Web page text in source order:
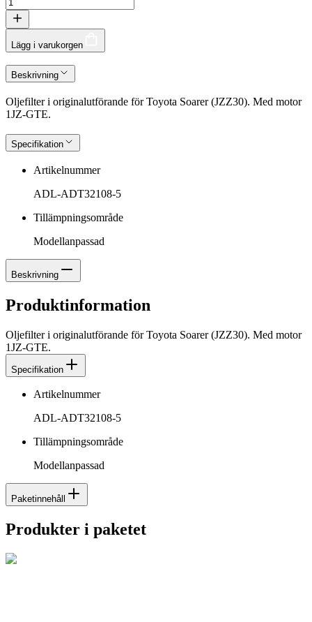
Lägg i varukorgen
Beskrivning
Oljefilter i originalutförande för Toyota Soarer (JZZ30). Med motor
1JZ-GTE.
Specifikation
Artikelnummer
ADL-ADT32108-5
Tillämpningsområde
Modellanpassad
Beskrivning
Produktinformation
Oljefilter i originalutförande för Toyota Soarer (JZZ30). Med motor
1JZ-GTE.
Specifikation
Artikelnummer
ADL-ADT32108-5
Tillämpningsområde
Modellanpassad
Paketinnehåll
Produkter i paketet